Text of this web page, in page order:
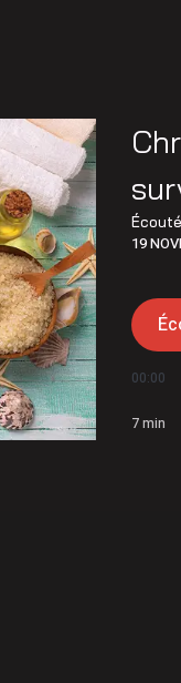
à la circulation à la
à pied pour parler
l’Opération
15 250$ à 12
Petiquay ont
de feux de forêt
19
00:00
7min